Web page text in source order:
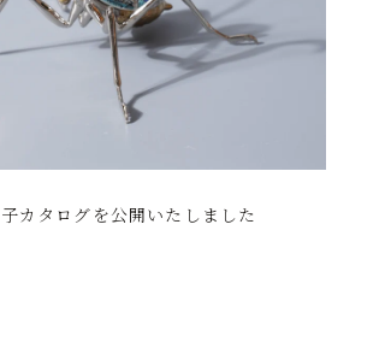
カタログを公開いたしました